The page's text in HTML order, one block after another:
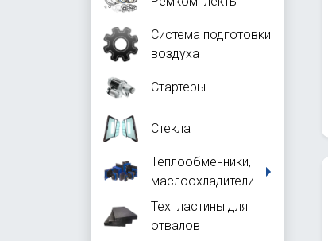
Система подготовки
воздуха
Стартеры
Стекла
Теплообменники,
маслоохладители
Техпластины для
отвалов